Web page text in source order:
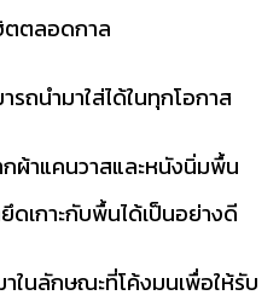
ตตลอดกาล
ถนำมาใส่ได้ในทุกโอกาส
กผ้าแคนวาสและหนังนิ่มพื้น
ดเกาะกับพื้นได้เป็นอย่างดี
ในลักษณะที่โค้งมนเพื่อให้รับ